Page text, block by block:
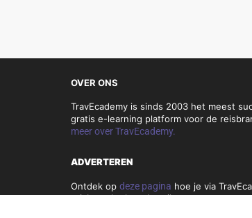
OVER ONS
TravEcademy is sinds 2003 het meest
gratis e-learning platform voor de
meer over TravEcademy.
ADVERTEREN
Ontdek op deze pagina hoe je via
reisbranche kunt bereiken.